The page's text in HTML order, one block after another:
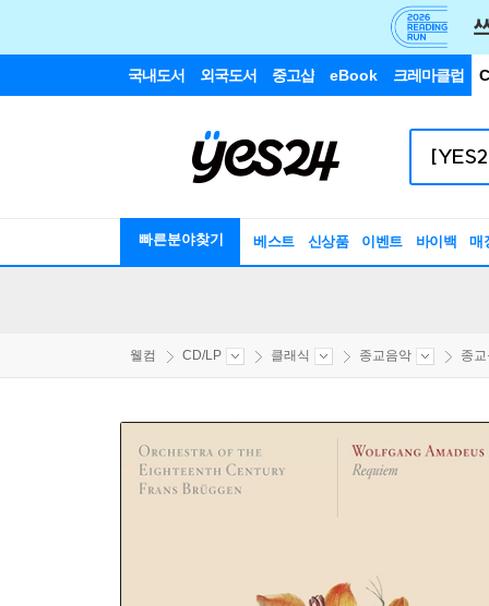
국내도서 외국도서 중고샵 eBook 크레마클럽
빠른분야찾기 베스트 신상품 이벤트 바이백 매
웰컴 CD/LP 클래식 종교음악 종